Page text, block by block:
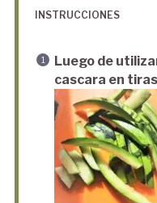
INSTRUCCIONES
Luego de
cascara en